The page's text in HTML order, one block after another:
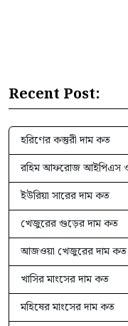
Recent Post:
হরিণের কস্তুরী দাম কত
রহিম আফরোজ আইপিএস ও
ইউরিয়া সারের দাম কত
খেজুরের গুড়ের দাম কত
আজওয়া খেজুরের দাম কত
খাসির মাংসের দাম কত
মহিষের মাংসের দাম কত